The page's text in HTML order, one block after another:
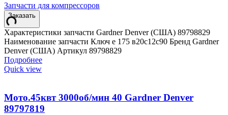
Запчасти для компрессоров
Заказать
Характеристики запчасти Gardner Denver (США) 89798829
Наименование запчасти Ключ е 175 в20с12с90 Бренд Gardner
Denver (США) Артикул 89798829
Подробнее
Quick view
Мото.45квт 3000об/мин 40 Gardner Denver
89797819